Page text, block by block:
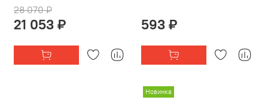
28 070 ₽
21 053 ₽ 593 ₽
Новинка